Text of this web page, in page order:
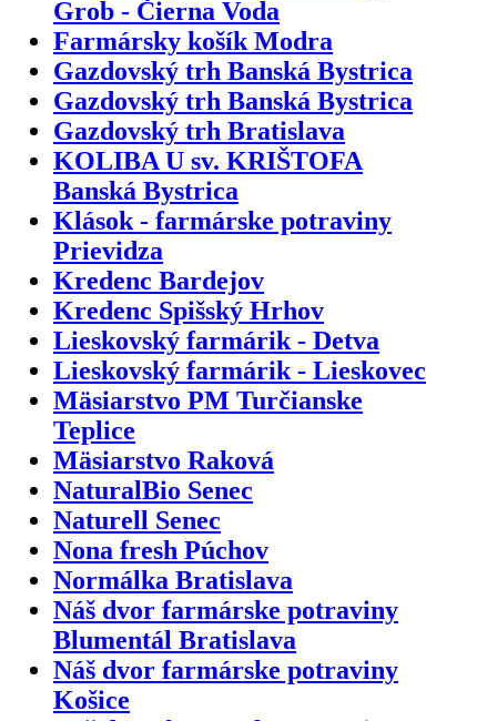
Grob - Čierna Voda
Farmársky košík Modra
Gazdovský trh Banská Bystrica
Gazdovský trh Banská Bystrica
Gazdovský trh Bratislava
KOLIBA U sv. KRIŠTOFA
Banská Bystrica
Klások - farmárske potraviny
Prievidza
Kredenc Bardejov
Kredenc Spišský Hrhov
Lieskovský farmárik - Detva
Lieskovský farmárik - Lieskovec
Mäsiarstvo PM Turčianske
Teplice
Mäsiarstvo Raková
NaturalBio Senec
Naturell Senec
Nona fresh Púchov
Normálka Bratislava
Náš dvor farmárske potraviny
Blumentál Bratislava
Náš dvor farmárske potraviny
Košice